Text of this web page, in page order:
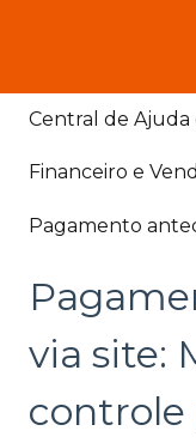
Central de Ajuda
Financeiro e
Pagamento
via site:
controle